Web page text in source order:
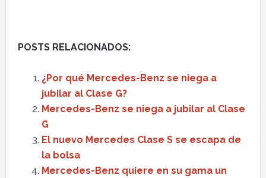
POSTS RELACIONADOS:
¿Por qué Mercedes-Benz se niega a
jubilar al Clase G?
Mercedes-Benz se niega a jubilar al Clase
G
El nuevo Mercedes Clase S se escapa de
la bolsa
Mercedes-Benz quiere en su gama un